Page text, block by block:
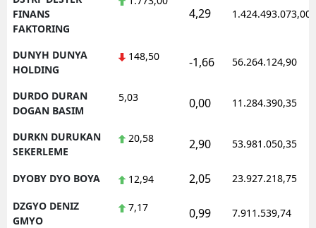
FINANS
FAKTORING
4,29 1.424.493.073,00
DUNYH DUNYA
HOLDING
148,50 -1,66 56.264.124,90
DURDO DURAN
DOGAN BASIM
5,03 0,00 11.284.390,35
DURKN DURUKAN
SEKERLEME
20,58 2,90 53.981.050,35
DYOBY DYO BOYA 12,94 2,05 23.927.218,75
DZGYO DENIZ
GMYO
7,17 0,99 7.911.539,74